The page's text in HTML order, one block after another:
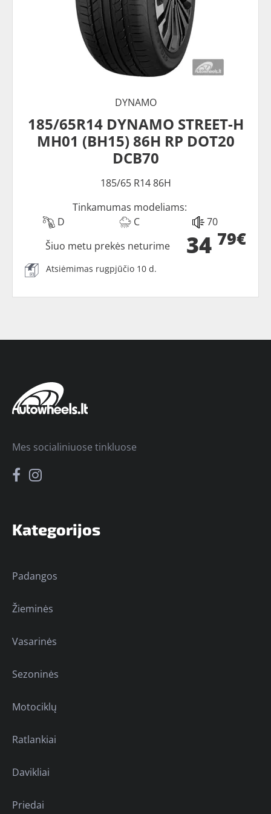
DYNAMO
185/65R14 DYNAMO STREET-H
MH01 (BH15) 86H RP DOT20
DCB70
185/65 R14 86H
Tinkamumas modeliams:
D
C 70
34 79€
Šiuo metu prekės neturime
Atsiėmimas rugpjūčio 10 d.
Kategorijos
Padangos
Žieminės
Vasarinės
Sezoninės
Motociklų
Ratlankiai
Davikliai
Priedai
Mes socialiniuose tinkluose